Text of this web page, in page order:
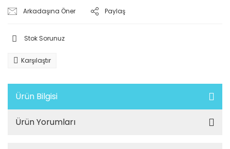
Arkadaşına Öner Paylaş
Stok Sorunuz
Karşılaştır
Ürün Bilgisi
Ürün Yorumları